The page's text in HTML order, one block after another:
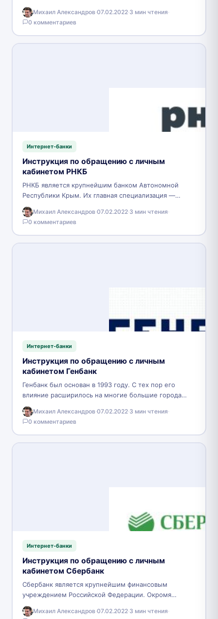
обслуживании малого и среднего бизнеса. Одной из
основных его особенностей…
Михаил Александров·07.02.2022·3 мин чтения·
0 комментариев
Интернет-банки
Инструкция по обращению с личным
кабинетом РНКБ
РНКБ является крупнейшим банком Автономной
Республики Крым. Их главная специализация —
обслуживание физических лиц. Все услуги,
доступные к использованию, рассчитаны на
потребительство…
Михаил Александров·07.02.2022·3 мин чтения·
0 комментариев
Интернет-банки
Инструкция по обращению с личным
кабинетом Генбанк
Генбанк был основан в 1993 году. С тех пор его
влияние расширилось на многие большие города
Российской федерации, в том числе и…
Михаил Александров·07.02.2022·3 мин чтения·
0 комментариев
Интернет-банки
Инструкция по обращению с личным
кабинетом Сбербанк
Сбербанк является крупнейшим финансовым
учреждением Российской Федерации. Окромя
предоставления услуг физическим и юридическим
лицам, данное заведения также занимается
Михаил Александров·07.02.2022·3 мин чтения·